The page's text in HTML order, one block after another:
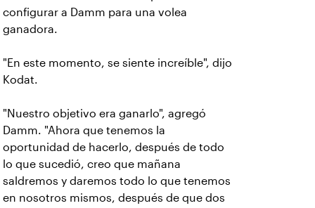
configurar a Damm para una volea
ganadora.
"En este momento, se siente increíble", dijo
Kodat.
"Nuestro objetivo era ganarlo", agregó
Damm. "Ahora que tenemos la
oportunidad de hacerlo, después de todo
lo que sucedió, creo que mañana
saldremos y daremos todo lo que tenemos
en nosotros mismos, después de que dos